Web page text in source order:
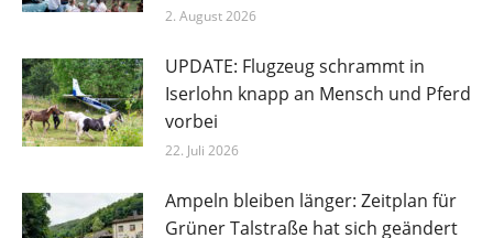
2. August 2026
UPDATE: Flugzeug schrammt in
Iserlohn knapp an Mensch und Pferd
vorbei
22. Juli 2026
Ampeln bleiben länger: Zeitplan für
Grüner Talstraße hat sich geändert